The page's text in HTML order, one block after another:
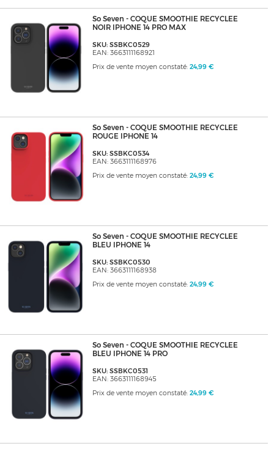
So Seven - COQUE SMOOTHIE RECYCLEE
NOIR IPHONE 14 PRO MAX
SKU: SSBKC0529
EAN: 3663111168921
Prix de vente moyen constaté: 24,99 €
So Seven - COQUE SMOOTHIE RECYCLEE
ROUGE IPHONE 14
SKU: SSBKC0534
EAN: 3663111168976
Prix de vente moyen constaté: 24,99 €
So Seven - COQUE SMOOTHIE RECYCLEE
BLEU IPHONE 14
SKU: SSBKC0530
EAN: 3663111168938
Prix de vente moyen constaté: 24,99 €
So Seven - COQUE SMOOTHIE RECYCLEE
BLEU IPHONE 14 PRO
SKU: SSBKC0531
EAN: 3663111168945
Prix de vente moyen constaté: 24,99 €